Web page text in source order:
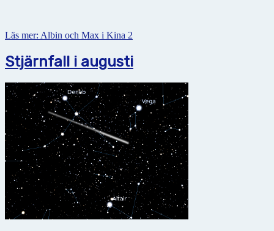
Läs mer: Albin och Max i Kina 2
Stjärnfall i augusti